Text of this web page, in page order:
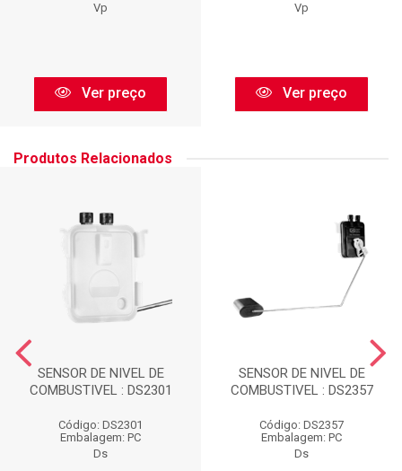
Vp
Ver preço
Vp
Ver preço
Produtos Relacionados
SENSOR DE NIVEL DE
COMBUSTIVEL : DS2301
Código: DS2301
Embalagem: PC
Ds
SENSOR DE NIVEL DE
COMBUSTIVEL : DS2357
Código: DS2357
Embalagem: PC
Ds